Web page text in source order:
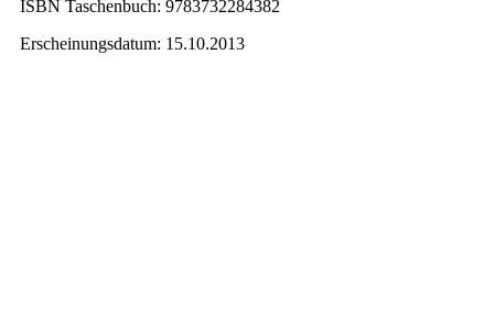
ISBN Taschenbuch: 9783732284382
Erscheinungsdatum: 15.10.2013